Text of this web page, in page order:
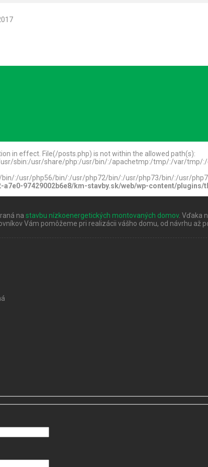
in effect. File(/posts.php) is not within the allowed path(s):
sbin:/usr/share/php:/usr/bin/:/apachetmp:/tmp/:/var/tmp/:/
bin/:/usr/php56/bin/:/usr/php72/bin/:/usr/php73/bin/:/usr/
a7e0-97429002b6e8/km-stavby.sk/web/wp-content/
na stavbu nízkoenergetických montovaných domov. Vďaka
Vám pomôžeme pri realizácii vášho domu, od návrhu až